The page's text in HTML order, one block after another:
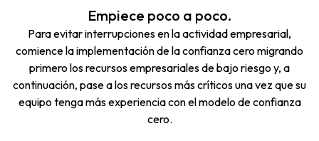
Empiece poco a poco.
Para evitar interrupciones en la actividad empresarial,
comience la implementación de la confianza cero migrando
primero los recursos empresariales de bajo riesgo y, a
continuación, pase a los recursos más críticos una vez que su
equipo tenga más experiencia con el modelo de confianza
cero.